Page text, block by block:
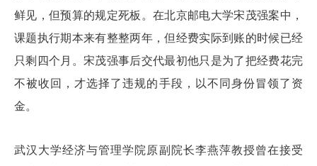
鲜见，但预算的规定死板。在北京邮电大学宋茂强案中，
课题执行期本来有整整两年，但经费实际到账的时候已经
只剩四个月。宋茂强事后交代最初他只是为了把经费花完
不被收回，才选择了违规的手段，以不同身份冒领了资
金。
武汉大学经济与管理学院原副院长李燕萍教授曾在接受